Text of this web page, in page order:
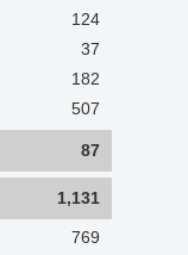
124
37
182
507
87
1,131
769